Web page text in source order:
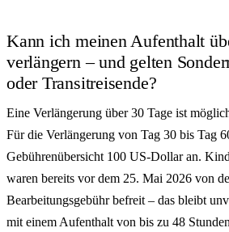
Kann ich meinen Aufenthalt
verlängern – und gelten
oder Transitreisende?
Eine Verlängerung über 30 Tage ist
Für die Verlängerung von Tag 30 bis Tag
Gebührenübersicht 100 US-Dollar an.
waren bereits vor dem 25. Mai 2026 von
Bearbeitungsgebühr befreit – das bleibt
mit einem Aufenthalt von bis zu 48